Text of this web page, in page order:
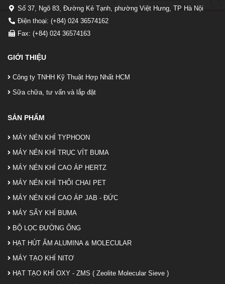
Số 37, Ngõ 83, Đường Kẻ Tạnh, phường Việt Hưng, TP Hà Nội
Điện thoại: (+84) 024 36574162
Fax: (+84) 024 36574163
GIỚI THIỆU
Công ty TNHH Kỹ Thuật Hợp Nhất HCM
Sữa chữa, tư vấn và lắp đặt
SẢN PHẨM
MÁY NÉN KHÍ TYPHOON
MÁY NÉN KHÍ TRỤC VÍT BUMA
MÁY NÉN KHÍ CAO ÁP HERTZ
MÁY NÉN KHÍ THỔI CHAI PET
MÁY NÉN KHÍ CAO ÁP JAB - ĐỨC
MÁY SẤY KHÍ BUMA
BỘ LỌC ĐƯỜNG ỐNG
HẠT HÚT ẨM ALUMINA & MOLECULAR
MÁY TẠO KHÍ NITƠ
HẠT TẠO KHÍ OXY - ZMS ( Zeolite Molecular Sieve )